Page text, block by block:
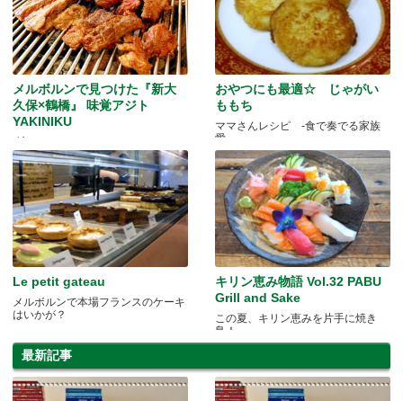
メルボルンで見つけた『新大
久保×鶴橋』 味覚アジト
YAKINIKU
“旨いものをくつろぎながら”
おやつにも最適☆ じゃがい
ももち
ママさんレシピ -食で奏でる家族
愛-
Le petit gateau
メルボルンで本場フランスのケーキ
はいかが？
キリン恵み物語 Vol.32 PABU
Grill and Sake
この夏、キリン恵みを片手に焼き
鳥！
最新記事